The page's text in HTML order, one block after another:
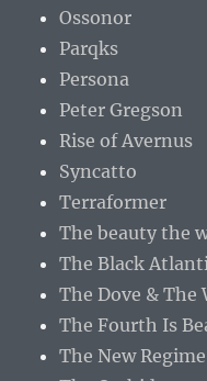
Ossonor
Parqks
Persona
Peter Gregson
Rise of Avernus
Syncatto
Terraformer
The beauty the
The Black
The Dove & The
The Fourth Is
The New Regime